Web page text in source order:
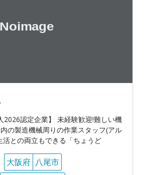
2026認定企業】 未経験歓迎!難しい機
の製造機械周りの作業スタッフ(アル
活との両立もできる「ちょうど
大阪府 八尾市